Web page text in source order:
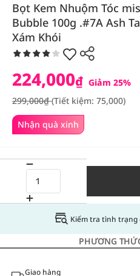
Bọt Kem Nhuộm Tóc
Bubble 100g .#7A Ash
Xám Khói
Nhận quà xinh
224,000₫ Giảm 25%
299,000₫(Tiết kiệm: 75,000)
Kiểm tra tình trạng
PHƯƠNG
Giao hàng